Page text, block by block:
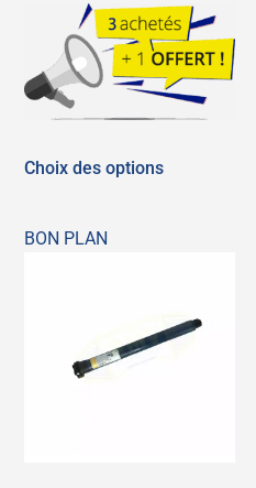
Choix des options
BON PLAN